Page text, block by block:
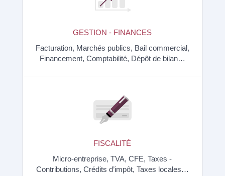
GESTION - FINANCES
Facturation, Marchés publics, Bail commercial,
Financement, Comptabilité, Dépôt de bilan…
FISCALITÉ
Micro-entreprise,TVA,CFE,Taxes -
Contributions, Crédits d’impôt, Taxes locales…